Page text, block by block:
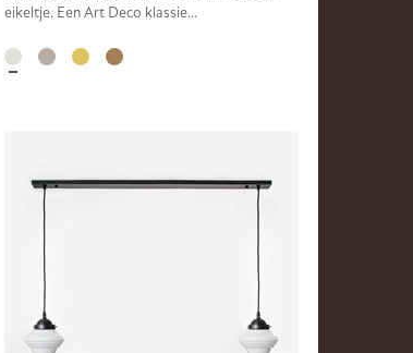
eikeltje. Een Art Deco klassie...